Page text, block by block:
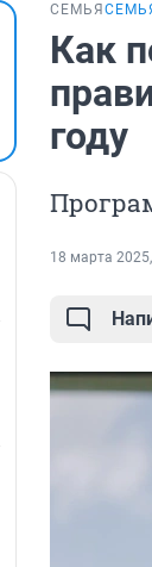
СЕМЬЯ
Как
году
18 марта